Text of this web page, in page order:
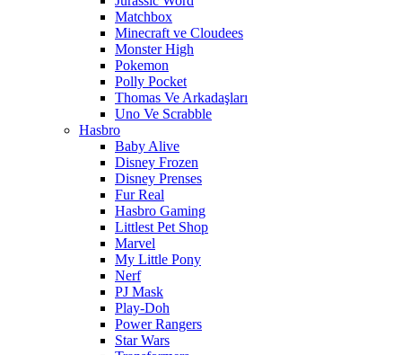
Matchbox
Minecraft ve Cloudees
Monster High
Pokemon
Polly Pocket
Thomas Ve Arkadaşları
Uno Ve Scrabble
Hasbro
Baby Alive
Disney Frozen
Disney Prenses
Fur Real
Hasbro Gaming
Littlest Pet Shop
Marvel
My Little Pony
Nerf
PJ Mask
Play-Doh
Power Rangers
Star Wars